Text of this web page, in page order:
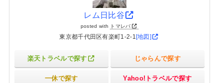
レム日比谷
posted with トマレバ
東京都千代田区有楽町1-2-1[地図]
楽天トラベルで探す じゃらんで探す
一休で探す Yahoo!トラベルで探す